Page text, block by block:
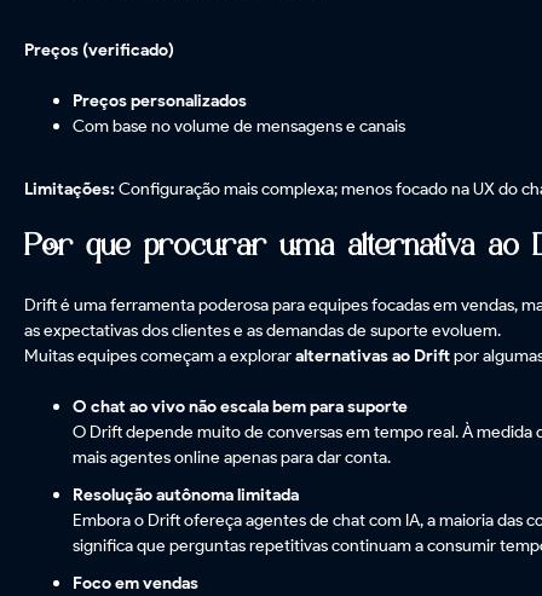
Preços (verificado)
Preços personalizados
Com base no volume de mensagens e canais
Limitações: Configuração mais complexa; menos focado na UX do
Por que procurar uma alternativa ao
Drift é uma ferramenta poderosa para equipes focadas em vendas,
as expectativas dos clientes e as demandas de suporte evoluem.
Muitas equipes começam a exploraralternativas ao Driftpor
O chat ao vivo não escala bem para suporte
O Drift depende muito de conversas em tempo real. À
mais agentes online apenas para dar conta.
Resolução autônoma limitada
Embora o Drift ofereça agentes de chat com IA, a maioria das
significa que perguntas repetitivas continuam a consumir
Foco em vendas